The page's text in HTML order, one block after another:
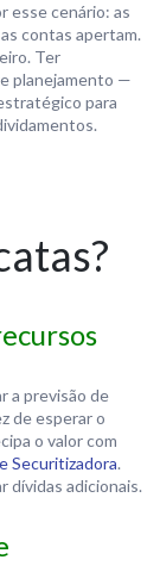
esse cenário: as
contas apertam.
Ter
planejamento —
para
a previsão de
de esperar o
o valor com
Securitizadora.
dívidas adicionais.